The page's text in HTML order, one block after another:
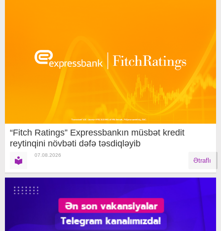
“Fitch Ratings” Expressbankın müsbət kredit
reytinqini növbəti dəfə təsdiqləyib
07.08.2026
Ətraflı